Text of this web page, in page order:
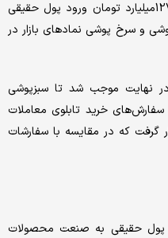
تومان به ثبت رسید که از این میزان 127میلیارد تومان ورود پول حقیقی
و سرخ پوشی نمادهای بازار در
در نهایت موجب شد تا سبزپوشی
ارزش سفارش‌های خرید تابلوی معاملات
تومان قرار گرفت که در مقایسه با سفارشات
پول حقیقی به صنعت محصولات